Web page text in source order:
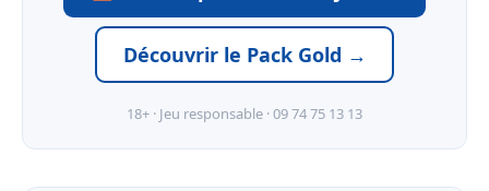
Découvrir le Pack Gold →
18+ · Jeu responsable · 09 74 75 13 13